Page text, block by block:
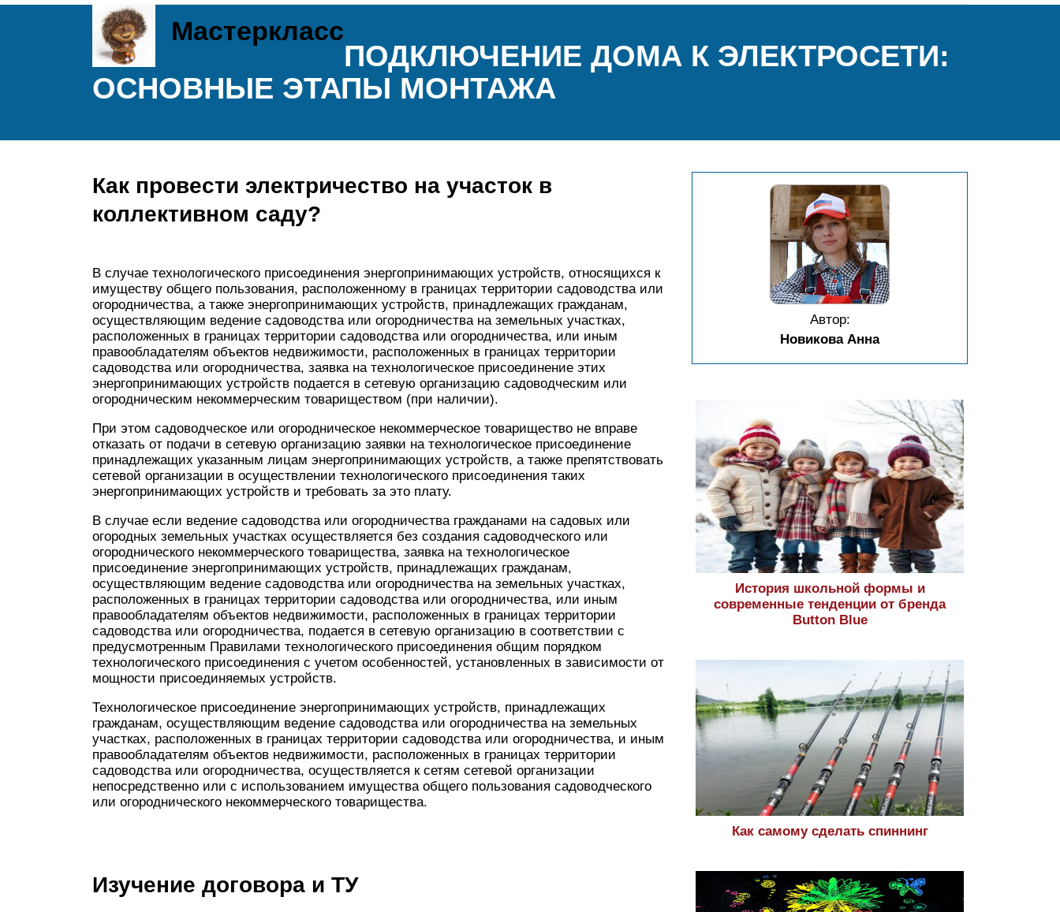
Мастеркласс
ПОДКЛЮЧЕНИЕ ДОМА К ЭЛЕКТРОСЕТИ:
ОСНОВНЫЕ ЭТАПЫ МОНТАЖА
Как провести электричество на участок в
коллективном саду?
В случае технологического присоединения энергопринимающих устройств, относящихся к
имуществу общего пользования, расположенному в границах территории садоводства или
огородничества, а также энергопринимающих устройств, принадлежащих гражданам,
осуществляющим ведение садоводства или огородничества на земельных участках,
расположенных в границах территории садоводства или огородничества, или иным
правообладателям объектов недвижимости, расположенных в границах территории
садоводства или огородничества, заявка на технологическое присоединение этих
энергопринимающих устройств подается в сетевую организацию садоводческим или
огородническим некоммерческим товариществом (при наличии).
При этом садоводческое или огородническое некоммерческое товарищество не вправе
отказать от подачи в сетевую организацию заявки на технологическое присоединение
принадлежащих указанным лицам энергопринимающих устройств, а также препятствовать
сетевой организации в осуществлении технологического присоединения таких
энергопринимающих устройств и требовать за это плату.
В случае если ведение садоводства или огородничества гражданами на садовых или
огородных земельных участках осуществляется без создания садоводческого или
огороднического некоммерческого товарищества, заявка на технологическое
присоединение энергопринимающих устройств, принадлежащих гражданам,
осуществляющим ведение садоводства или огородничества на земельных участках,
расположенных в границах территории садоводства или огородничества, или иным
правообладателям объектов недвижимости, расположенных в границах территории
садоводства или огородничества, подается в сетевую организацию в соответствии с
предусмотренным Правилами технологического присоединения общим порядком
технологического присоединения с учетом особенностей, установленных в зависимости от
мощности присоединяемых устройств.
Технологическое присоединение энергопринимающих устройств, принадлежащих
гражданам, осуществляющим ведение садоводства или огородничества на земельных
участках, расположенных в границах территории садоводства или огородничества, и иным
правообладателям объектов недвижимости, расположенных в границах территории
садоводства или огородничества, осуществляется к сетям сетевой организации
непосредственно или с использованием имущества общего пользования садоводческого
или огороднического некоммерческого товарищества.
Изучение договора и ТУ
Автор:
Новикова Анна
История школьной формы и
современные тенденции от бренда
Button Blue
Как самому сделать спиннинг